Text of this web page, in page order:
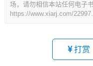
场，请勿相信本站任何电子
https://www.xiarj.com/
打赏